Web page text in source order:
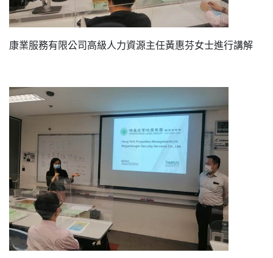
康業服務有限公司高級人力資源主任黃惠芬女士進行講解